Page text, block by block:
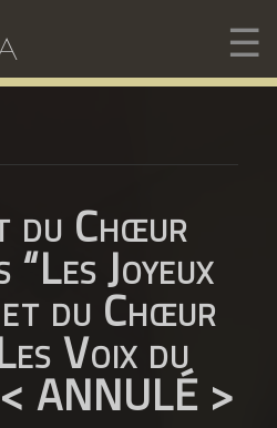
☰
du Chœur
Joyeux
du Chœur
Voix du
ANNULÉ >